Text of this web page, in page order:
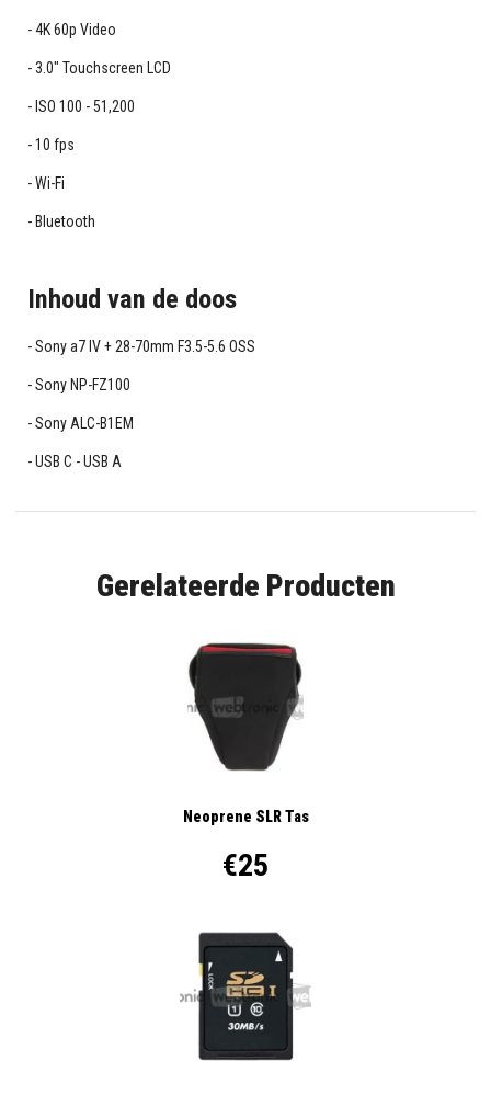
4K 60p Video
3.0" Touchscreen LCD
ISO 100 - 51,200
10 fps
Wi-Fi
Bluetooth
Inhoud van de doos
Sony a7 IV + 28-70mm F3.5-5.6 OSS
Sony NP-FZ100
Sony ALC-B1EM
USB C - USB A
Gerelateerde Producten
Neoprene SLR Tas
€25